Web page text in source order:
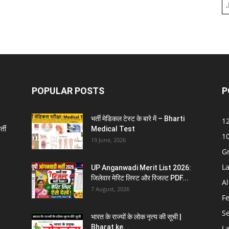
.
POPULAR POSTS
भर्ती मेडिकल टेस्ट के बारे में – Bharti
Medical Test
19 June, 2026
UP Anganwadi Merit List 2026:
जिलेवार मेरिट लिस्ट और रिजल्ट PDF...
7 August, 2026
भारत के राज्यों के लोक नृत्य की सूची |
Bharat ke...